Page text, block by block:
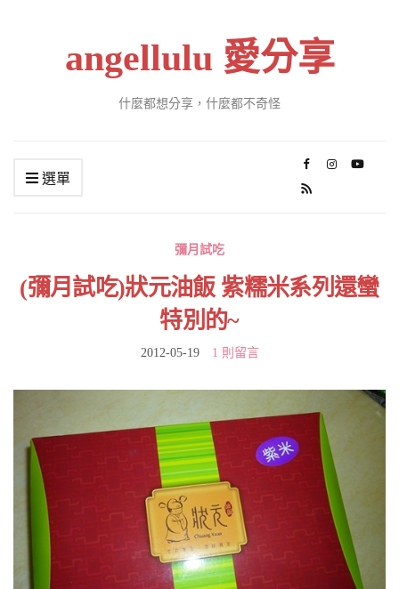
angellulu 愛分享
什麼都想分享，什麼都不奇怪
選單
彌月試吃
(彌月試吃)狀元油飯 紫糯米系列還蠻
特別的~
2012-05-19 1 則留言